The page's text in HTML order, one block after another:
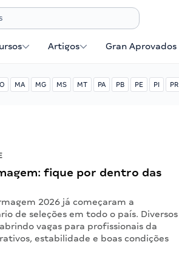
Artigos Gran Aprovados
MA MG MS MT PA PB PE PI PR
fique por dentro das
2026 já começaram a
de seleções em todo o país. Diversos
vagas para profissionais da
estabilidade e boas condições